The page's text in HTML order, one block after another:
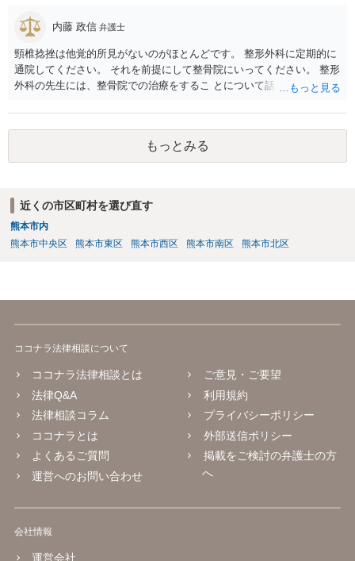
内藤 政信 弁護士
頸椎捻挫は他覚的所見がないのがほとんどです。 整形外科に定期的に
通院してください。 それを前提にして整骨院にいってください。 整形
外科の先生には、整骨院での治療をするこ とについて話し、OKをも
もっとみる
近くの市区町村を選び直す
熊本市内
熊本市中央区
熊本市東区 熊本市西区 熊本市南区 熊本市北区
ココナラ法律相談について
ココナラ法律相談とは
法律Q&A
法律相談コラム
ココナラとは
よくあるご質問
運営へのお問い合わせ
ご意見・ご要望
利用規約
プライバシーポリシー
外部送信ポリシー
掲載をご検討の弁護士の方
へ
会社情報
運営会社